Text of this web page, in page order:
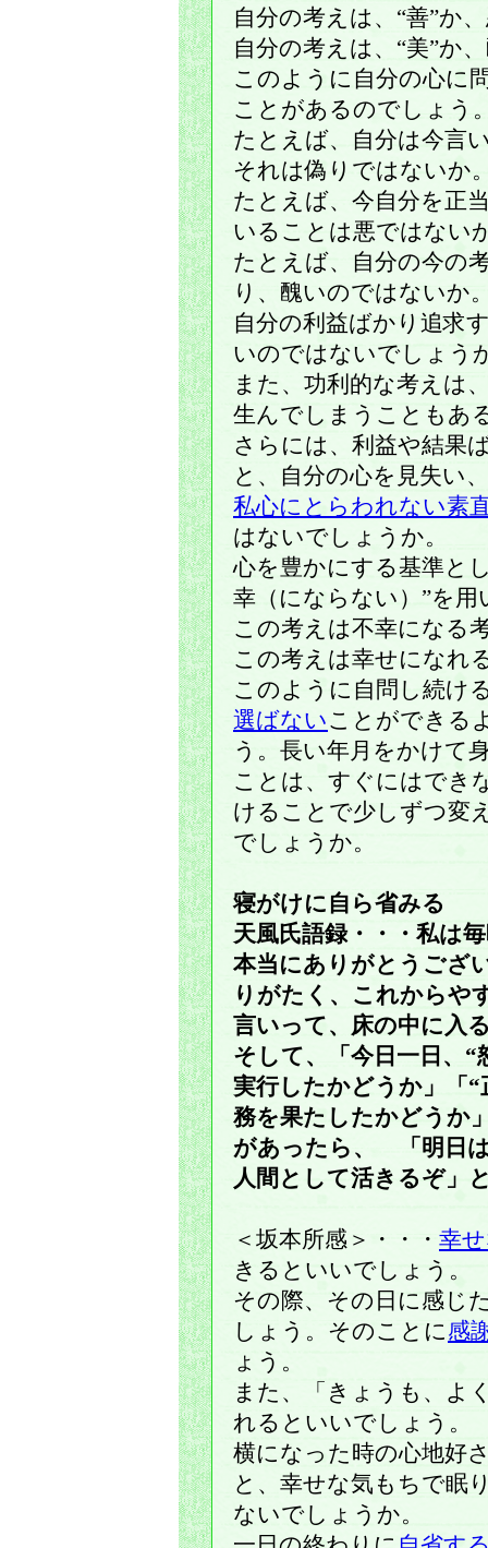
自分の考えは、“善”か
自分の考えは、“美”か
このように自分の心に
ことがあるのでしょう
たとえば、自分は今言
それは偽りではないか
たとえば、今自分を正
いることは悪ではない
たとえば、自分の今の
り、醜いのではないか
自分の利益ばかり追求
いのではないでしょう
また、功利的な考えは
生んでしまうこともあ
さらには、利益や結果
と、自分の心を見失い
私心にとらわれない素
はないでしょうか。
心を豊かにする基準と
幸（にならない）”を
この考えは不幸にな
この考えは幸せになれ
このように自問し続け
選ばないことができる
う。長い年月をかけて
ことは、すぐにはでき
けることで少しずつ変
でしょうか。
寝がけに自ら省みる
天風氏語録・・・私は
本当にありがとうござ
りがたく、これからや
言いって、床の中に入
そして、「今日一日、
実行したかどうか」「“
務を果たしたかどうか
があったら、 「明日
人間として活きるぞ」
＜坂本所感＞・・・ 幸
きるといいでしょう。
その際、その日に感じ
しょう。そのことに 感
ょう。
また、「きょうも、よ
れるといいでしょう。
横になった時の心地好
と、幸せな気もちで眠
ないでしょうか。